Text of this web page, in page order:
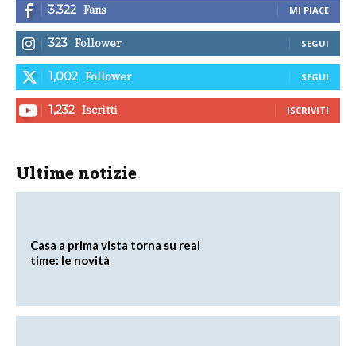
3,322 Fans MI PIACE
323 Follower SEGUI
1,002 Follower SEGUI
1,232 Iscritti ISCRIVITI
Ultime notizie
Casa a prima vista torna su real
time: le novità